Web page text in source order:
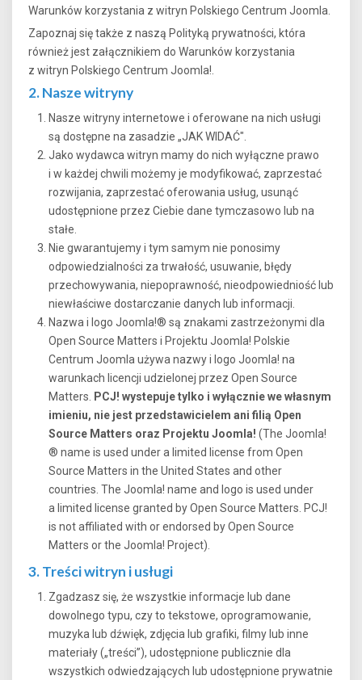
Warunków korzystania z witryn Polskiego Centrum Joomla.
Zapoznaj się także z naszą Polityką prywatności, która
również jest załącznikiem do Warunków korzystania
z witryn Polskiego Centrum Joomla!.
2. Nasze witryny
Nasze witryny internetowe i oferowane na nich usługi
są dostępne na zasadzie „JAK WIDAĆ".
Jako wydawca witryn mamy do nich wyłączne prawo
i w każdej chwili możemy je modyfikować, zaprzestać
rozwijania, zaprzestać oferowania usług, usunąć
udostępnione przez Ciebie dane tymczasowo lub na
stałe.
Nie gwarantujemy i tym samym nie ponosimy
odpowiedzialności za trwałość, usuwanie, błędy
przechowywania, niepoprawność, nieodpowiedniość lub
niewłaściwe dostarczanie danych lub informacji.
Nazwa i logo Joomla!® są znakami zastrzeżonymi dla
Open Source Matters i Projektu Joomla! Polskie
Centrum Joomla używa nazwy i logo Joomla! na
warunkach licencji udzielonej przez Open Source
Matters.
PCJ! wystepuje tylko i wyłącznie we własnym
imieniu, nie jest przedstawicielem ani filią Open
Source Matters oraz Projektu Joomla! (The Joomla!
® name is used under a limited license from Open
Source Matters in the United States and other
countries. The Joomla! name and logo is used under
a limited license granted by Open Source Matters. PCJ!
is not affiliated with or endorsed by Open Source
Matters or the Joomla! Project).
3. Treści witryn i usługi
Zgadzasz się, że wszystkie informacje lub dane
dowolnego typu, czy to tekstowe, oprogramowanie,
muzyka lub dźwięk, zdjęcia lub grafiki, filmy lub inne
materiały („treści”), udostępnione publicznie dla
wszystkich odwiedzających lub udostępnione prywatnie